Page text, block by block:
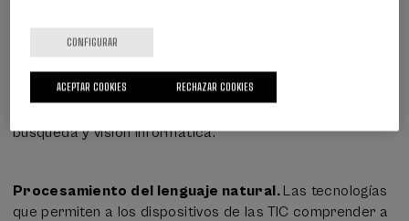
Utilizar aprendizaje automático.
algoritmos capaces de extraer maestros a partir de
datos, aprender de ellos y hacer predicciones que se
utilizarán para optimizar programas, adaptar
búsqueda y visión informática.
Procesamiento del lenguaje natural. Las tecnologías
que permiten a los dispositivos de las TIC comprender a
CONFIGURAR
RECHAZAR COOKIES
ACEPTAR COOKIES